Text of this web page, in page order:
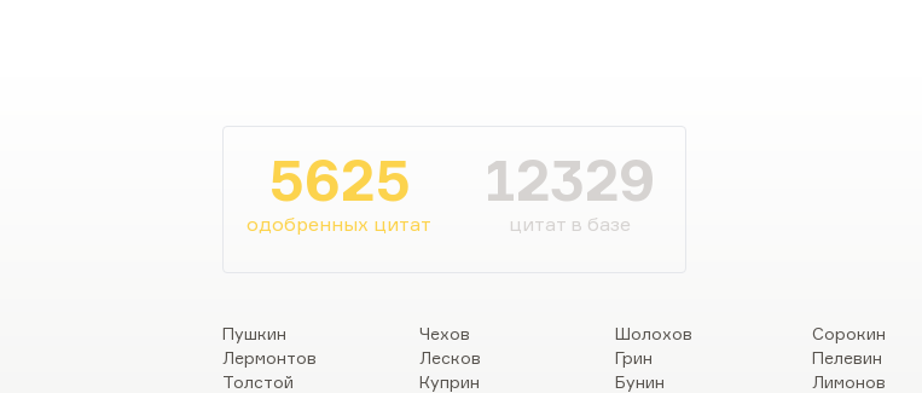
5625
одобренных цитат
12329
цитат в базе
Пушкин
Лермонтов
Толстой
Чехов
Лесков
Куприн
Шолохов
Грин
Бунин
Сорокин
Пелевин
Лимонов